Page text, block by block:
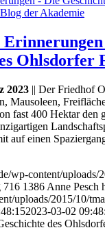
Ohlsdorfer
2023 || Der Friedhof
Mausoleen,
fast 400 Hektar den
auf einen
wp-content/uploads/
716 1386 Anne Pesch
uploads/2015/10/
2023-03-02
des